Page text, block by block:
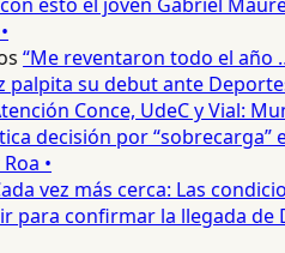
“Me reventaron todo el año
palpita su debut ante
Conce, UdeC y Vial:
decisión por “sobrecarga”
•
vez más cerca: Las
para confirmar la llegada de